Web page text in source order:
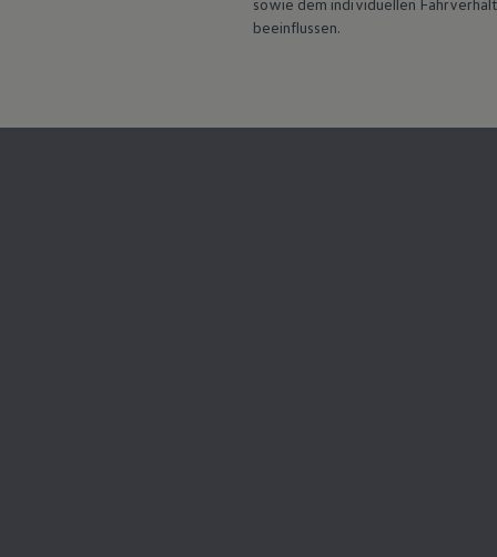
sowie dem individuellen
beeinflussen.